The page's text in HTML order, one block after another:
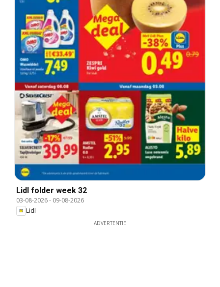
Lidl folder week 32
03-08-2026- 09-08-2026
Lidl
ADVERTENTIE